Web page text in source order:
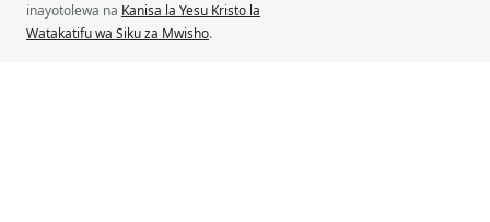
inayotolewa na Kanisa la Yesu Kristo la
Watakatifu wa Siku za Mwisho.